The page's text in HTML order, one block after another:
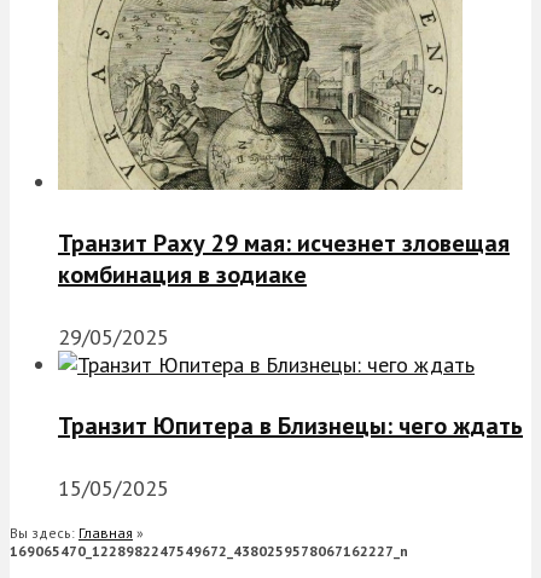
Транзит Раху 29 мая: исчезнет зловещая
комбинация в зодиаке
29/05/2025
Транзит Юпитера в Близнецы: чего ждать
15/05/2025
Вы здесь: Главная »
169065470_1228982247549672_4380259578067162227_n